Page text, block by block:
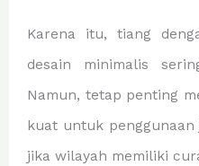
Karena itu, tiang
desain minimalis
Namun, tetap penting
kuat untuk
jika wilayah memiliki